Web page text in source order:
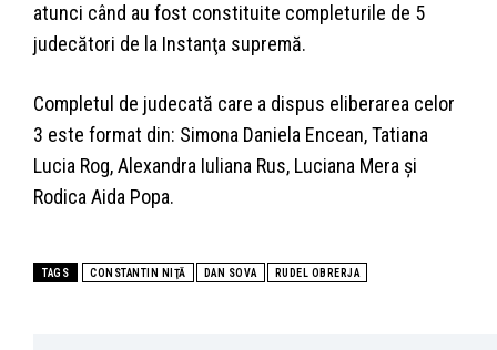
atunci când au fost constituite completurile de 5
judecători de la Instanţa supremă.
Completul de judecată care a dispus eliberarea celor
3 este format din: Simona Daniela Encean, Tatiana
Lucia Rog, Alexandra Iuliana Rus, Luciana Mera şi
Rodica Aida Popa.
TAGS CONSTANTIN NIŢĂ DAN SOVA RUDEL OBRERJA